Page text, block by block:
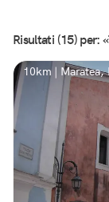
Risultati (15) per:
10km | Maratea,